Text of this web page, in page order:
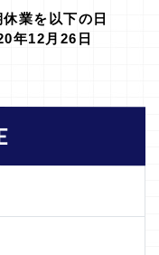
業を以下の日
年12月26日